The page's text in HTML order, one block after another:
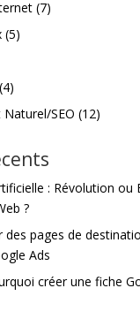
(7)
(5)
(4)
SEO (12)
: Révolution ou
?
des pages de
Ads
créer une fiche